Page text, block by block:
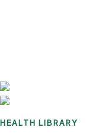
HEALTH LIBRARY